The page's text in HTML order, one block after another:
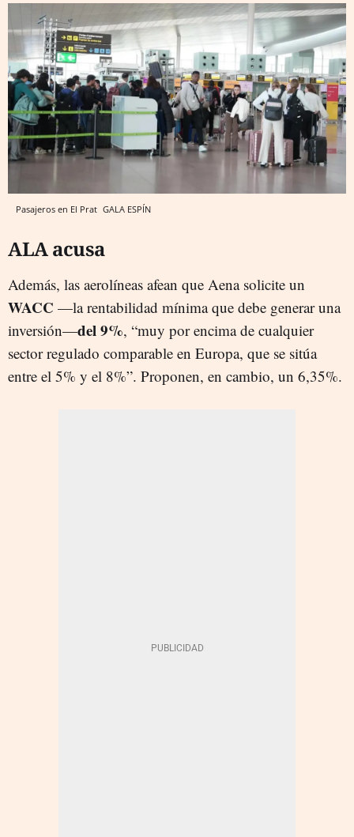
Pasajeros en El Prat GALA ESPÍN
ALA acusa
Además, las aerolíneas afean que Aena solicite un
WACC —la rentabilidad mínima que debe generar una
inversión—del 9%, “muy por encima de cualquier
sector regulado comparable en Europa, que se sitúa
entre el 5% y el 8%”. Proponen, en cambio, un 6,35%.